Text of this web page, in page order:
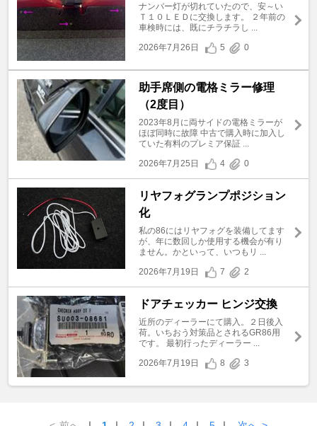
ナンバー灯が切れていたので、安～い
Ｔ１０ＬＥＤに交換します。 ２年前の
車検時には、既にチラチラし ...
2026年7月26日
5 0
助手席側の電格ミラー修理
（2度目）
2023年8月に両サイドの電格ミラーが
ほぼ同時に故障 中古で購入時に加入し
ていた有料のプレミア保証 ...
2026年7月25日
4 0
リヤフォグランプポジション
化
私の86にはリヤフォグを装備してます
が、年に数回しか使用する機会が有り
ません。かといって、いつもリ ...
2026年7月19日
7 2
ドアチェッカー ヒンジ交換
近所のディーラーにて購入。２日後入
荷。いちおう対策品とされるGR86用
です。 最初行ったディーラー ...
2026年7月19日
8 3